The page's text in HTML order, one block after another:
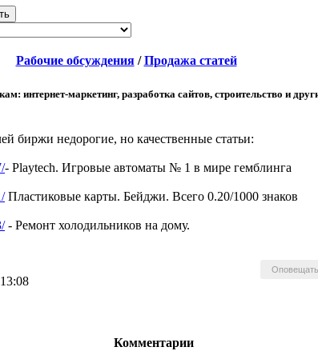
Рабочие обсуждения/Продажа статей
интернет-маркетинг, разработка сайтов, строительство и
биржи недорогие, но качественные статьи:
- Playtech. Игровые автоматы № 1 в мире гемблинга
Пластиковые карты. Бейджи. Всего 0.20/1000 знаков
- Ремонт холодильников на дому.
Комментарии